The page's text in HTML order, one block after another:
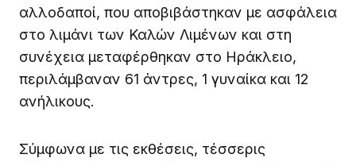
αλλοδαποί, που αποβιβάστηκαν με ασφάλεια
στο λιμάνι των Καλών Λιμένων και στη
συνέχεια μεταφέρθηκαν στο Ηράκλειο,
περιλάμβαναν 61 άντρες, 1 γυναίκα και 12
ανήλικους.
Σύμφωνα με τις εκθέσεις, τέσσερις